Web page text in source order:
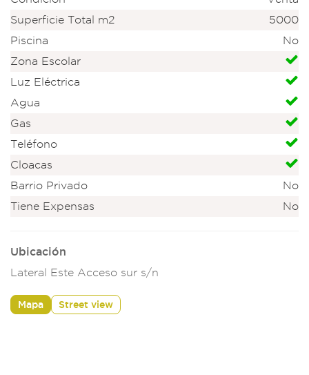
Superficie Total m2
5000
Piscina
No
Zona Escolar
Luz Eléctrica
Agua
Gas
Teléfono
Cloacas
Barrio Privado
No
Tiene Expensas
No
Ubicación
Lateral Este Acceso sur s/n
Mapa Street view